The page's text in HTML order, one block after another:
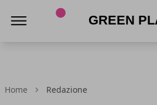
Home Redazione